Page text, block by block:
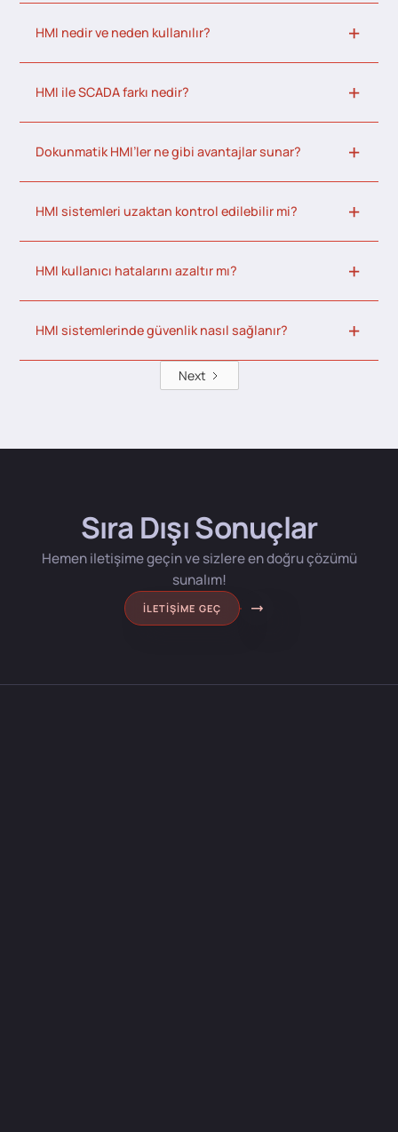
HMI nedir ve neden kullanılır?
HMI ile SCADA farkı nedir?
Dokunmatik HMI’ler ne gibi avantajlar sunar?
HMI sistemleri uzaktan kontrol edilebilir mi?
HMI kullanıcı hatalarını azaltır mı?
HMI sistemlerinde güvenlik nasıl sağlanır?
Next
Sıra Dışı Sonuçlar
Hemen iletişime geçin ve sizlere en doğru çözümü
sunalım!
İLETIŞIME GEÇ